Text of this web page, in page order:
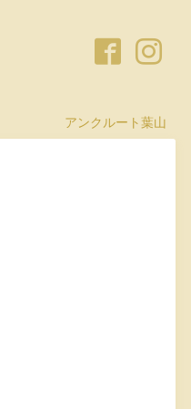
アンクルート葉山